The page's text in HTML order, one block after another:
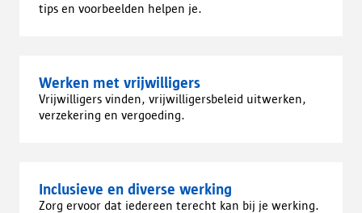
tips en voorbeelden helpen je.
Werken met vrijwilligers
Vrijwilligers vinden, vrijwilligersbeleid uitwerken,
verzekering en vergoeding.
Inclusieve en diverse werking
Zorg ervoor dat iedereen terecht kan bij je werking.